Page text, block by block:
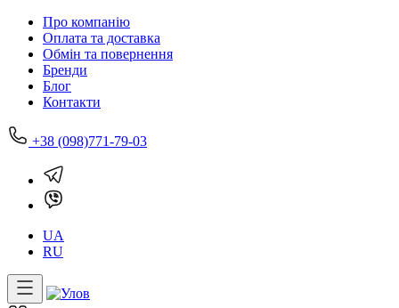
Про компанію
Оплата та доставка
Обмін та повернення
Бренди
Блог
Контакти
+38 (098)771-79-03
UA
RU